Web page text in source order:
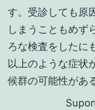
す。受診しても原
しまうこともめず
ろな検査をしたに
以上のような症状
候群の可能性があ